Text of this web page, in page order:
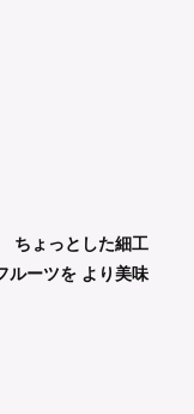
ちょっとした細工
ルーツを より美味